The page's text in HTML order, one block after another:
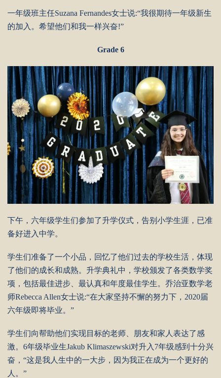
一年级班主任Suzana Fernandes女士说:“我很期待一年级新生
的加入。希望他们和我一样兴奋!”
Grade 6
下午，六年级学生们参加了升学仪式，告别小学生涯，已准
备好进入中学。
学生们准备了一个小品，回忆了他们过去的学校生活，体现
了他们的成长和成熟。升学典礼中，学校颁发了各类数学奖
项，包括最佳进步、最认真和年度最佳学生。乔治亚数学老
师Rebecca Allen女士说:“在大家坚持不懈的努力下，2020届
六年级即将毕业。”
学生们向帮助他们实现目标的老师、朋友和家人表达了感
激。6年级毕业生Jakub Klimaszewski对升入7年级感到十分兴
奋，“这是我人生中的一大步，因为我正在成为一个更好的
人。”